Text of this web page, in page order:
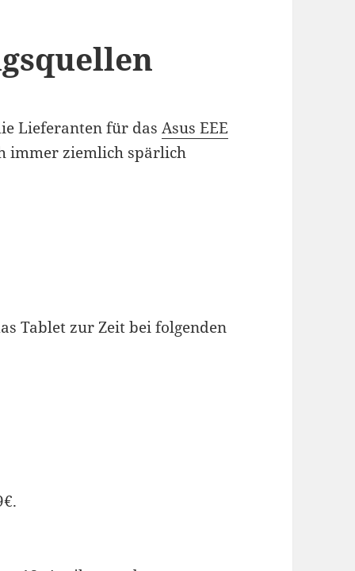
Lieferanten für dasAsus EEE
immer ziemlich spärlich
Tablet zur Zeit bei folgenden